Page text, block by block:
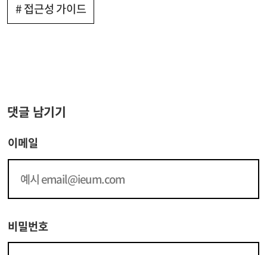
# 접근성 가이드
댓글 남기기
이메일
비밀번호